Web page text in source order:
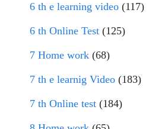
6 th e learning video (117)
6 th Online Test (125)
7 Home work (68)
7 th e learnig Video (183)
7 th Online test (184)